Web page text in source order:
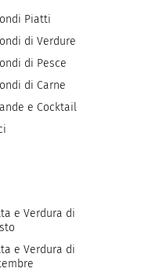
Piatti
di Verdure
di Pesce
di Carne
e Cocktail
e Verdura di
e Verdura di